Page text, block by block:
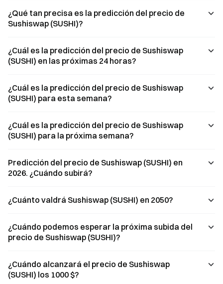
preocupaciones
token ARB de
Arbitrum ha
usuarios
tempranos.
¿Qué tan precisa es la predicción del precio de
Sushiswap (SUSHI)?
¿Cuál es la predicción del precio de Sushiswap
(SUSHI) en las próximas 24 horas?
¿Cuál es la predicción del precio de Sushiswap
(SUSHI) para esta semana?
¿Cuál es la predicción del precio de Sushiswap
(SUSHI) para la próxima semana?
Predicción del precio de Sushiswap (SUSHI) en
2026. ¿Cuándo subirá?
¿Cuánto valdrá Sushiswap (SUSHI) en 2050?
¿Cuándo podemos esperar la próxima subida del
precio de Sushiswap (SUSHI)?
¿Cuándo alcanzará el precio de Sushiswap
(SUSHI) los 1000 $?